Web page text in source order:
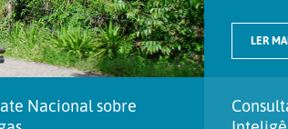
LER
Nacional sobre